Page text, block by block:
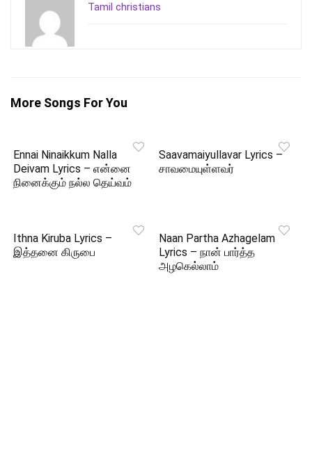
Tamil christians
More Songs For You
Ennai Ninaikkum Nalla
Deivam Lyrics – என்னை
நினைக்கும் நல்ல தெய்வம்
Saavamaiyullavar Lyrics –
சாவமையுள்ளவர்
Ithna Kiruba Lyrics –
இத்தனை கிருபை
Naan Partha Azhagelam
Lyrics – நான் பார்த்த
அழகெல்லாம்